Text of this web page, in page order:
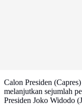
Calon Presiden
melanjutkan sejumlah
Presiden Joko Widodo